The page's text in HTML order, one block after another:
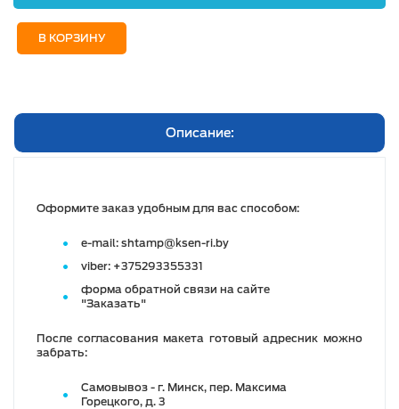
В КОРЗИНУ
Описание:
Оформите заказ удобным для вас способом:
e-mail: shtamp@ksen-ri.by
viber: +375293355331
форма обратной связи на сайте
"Заказать"
После согласования макета готовый адресник можно
забрать:
Самовывоз - г. Минск, пер. Максима
Горецкого, д. 3